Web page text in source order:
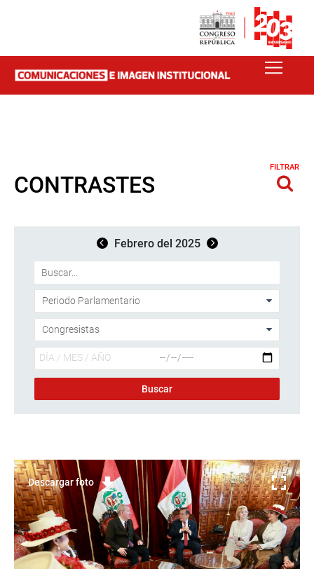
CONTRASTES
FILTRAR
Febrero del 2025
Descargar foto